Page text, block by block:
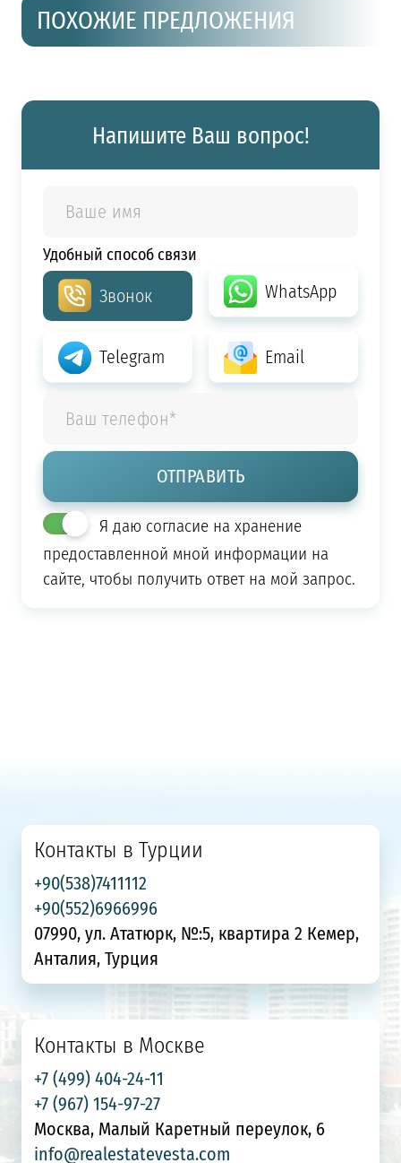
ПОХОЖИЕ ПРЕДЛОЖЕНИЯ
Напишите Ваш вопрос!
Удобный способ связи
Звонок WhatsApp
Telegram Email
Я даю согласие на хранение
предоставленной мной информации на
сайте, чтобы получить ответ на мой запрос.
Контакты в Турции
+90(538)7411112
+90(552)6966996
07990, ул. Ататюрк, №:5, квартира 2 Кемер,
Анталия, Турция
Контакты в Москве
+7 (499) 404-24-11
+7 (967) 154-97-27
Москва, Малый Каретный переулок, 6
info@realestatevesta.com